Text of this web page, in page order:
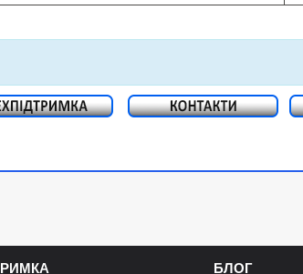
БЛОГ